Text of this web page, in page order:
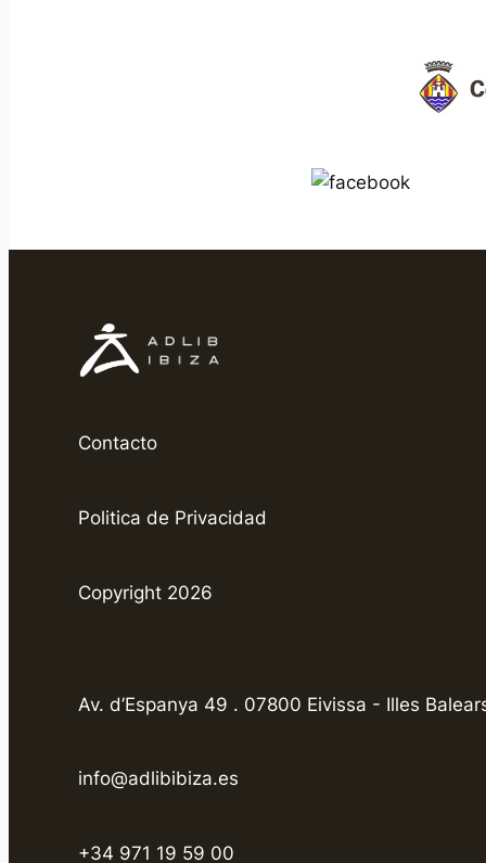
Contacto
Politica de Privacidad
Copyright 2026
Av. d’Espanya 49 . 07800 Eivissa - Illes
info@adlibibiza.es
+34 971 19 59 00